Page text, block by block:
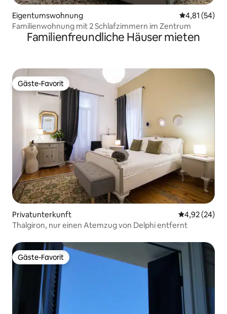
Eigentumswohnung
4,81 (54)
Familienwohnung mit 2 Schlafzimmern im Zentrum
Familienfreundliche Häuser mieten
Gäste-Favorit
Gäste-Favorit
Privatunterkunft
4,92 (24)
Thalgiron, nur einen Atemzug von Delphi entfernt
Gäste-Favorit
Gäste-Favorit